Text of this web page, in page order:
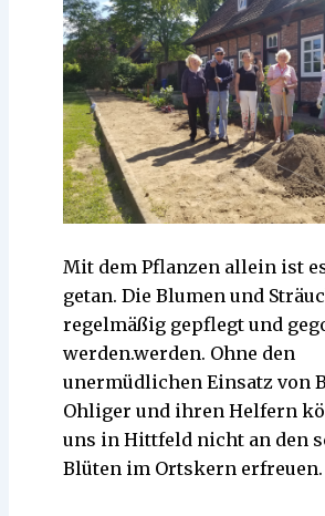
Mit dem Pflanzen allein ist
getan. Die Blumen und
regelmäßig gepflegt und
werden.werden. Ohne den
unermüdlichen Einsatz von
Ohliger und ihren Helfern
uns in Hittfeld nicht an den
Blüten im Ortskern erfreuen.